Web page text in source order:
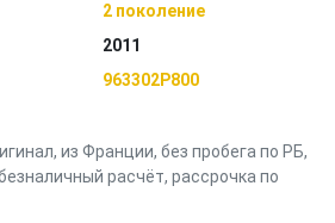
2 поколение
2011
963302P800
из Франции, без пробега по РБ,
расчёт, рассрочка по